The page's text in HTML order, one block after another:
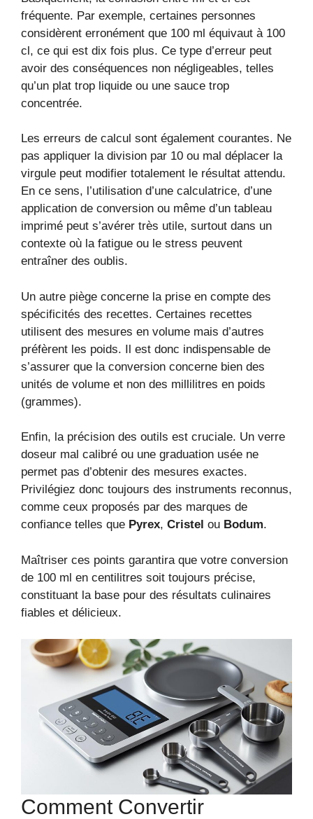
fréquente. Par exemple, certaines personnes
considèrent erronément que 100 ml équivaut à 100
cl, ce qui est dix fois plus. Ce type d’erreur peut
avoir des conséquences non négligeables, telles
qu’un plat trop liquide ou une sauce trop
concentrée.
Les erreurs de calcul sont également courantes. Ne
pas appliquer la division par 10 ou mal déplacer la
virgule peut modifier totalement le résultat attendu.
En ce sens, l’utilisation d’une calculatrice, d’une
application de conversion ou même d’un tableau
imprimé peut s’avérer très utile, surtout dans un
contexte où la fatigue ou le stress peuvent
entraîner des oublis.
Un autre piège concerne la prise en compte des
spécificités des recettes. Certaines recettes
utilisent des mesures en volume mais d’autres
préfèrent les poids. Il est donc indispensable de
s’assurer que la conversion concerne bien des
unités de volume et non des millilitres en poids
(grammes).
Enfin, la précision des outils est cruciale. Un verre
doseur mal calibré ou une graduation usée ne
permet pas d’obtenir des mesures exactes.
Privilégiez donc toujours des instruments reconnus,
comme ceux proposés par des marques de
confiance telles que Pyrex, Cristel ou Bodum.
Maîtriser ces points garantira que votre conversion
de 100 ml en centilitres soit toujours précise,
constituant la base pour des résultats culinaires
fiables et délicieux.
Comment Convertir